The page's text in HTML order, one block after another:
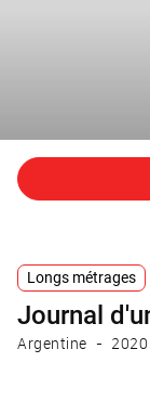
Longs métrages
Journal
Argentine 2020